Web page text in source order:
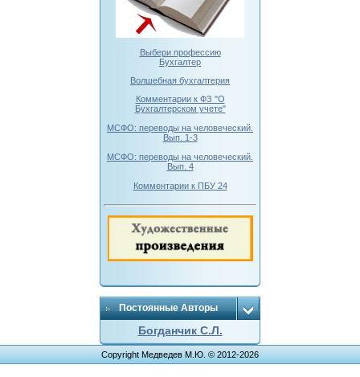
Выбери профессию
Бухгалтер
Волшебная бухгалтерия
Комментарии к ФЗ "О
Бухгалтерском учете"
МСФО: переводы на человеческий.
Вып. 1-3
МСФО: переводы на человеческий.
Вып. 4
Комментарии к ПБУ 24
Постоянные Авторы
Богданчик С.Л.
Copyright Медведев М.Ю. © 2012-2026